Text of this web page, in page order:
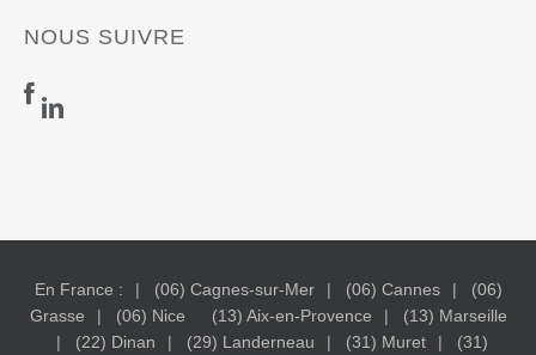
NOUS SUIVRE
En France : (06) Cagnes-sur-Mer (06) Cannes
(06)
Grasse
(06) Nice (13) Aix-en-Provence
(13) Marseille
(22) Dinan
(29) Landerneau (31) Muret
(31)